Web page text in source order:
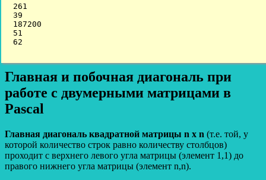
261
39
187200
51
Главная и побочная диагональ при
работе с двумерными матрицами в
Pascal
Главная диагональ квадратной матрицы n x n (т.е. той, у
которой количество строк равно количеству столбцов)
проходит с верхнего левого угла матрицы (элемент 1,1) до
правого нижнего угла матрицы (элемент n,n).